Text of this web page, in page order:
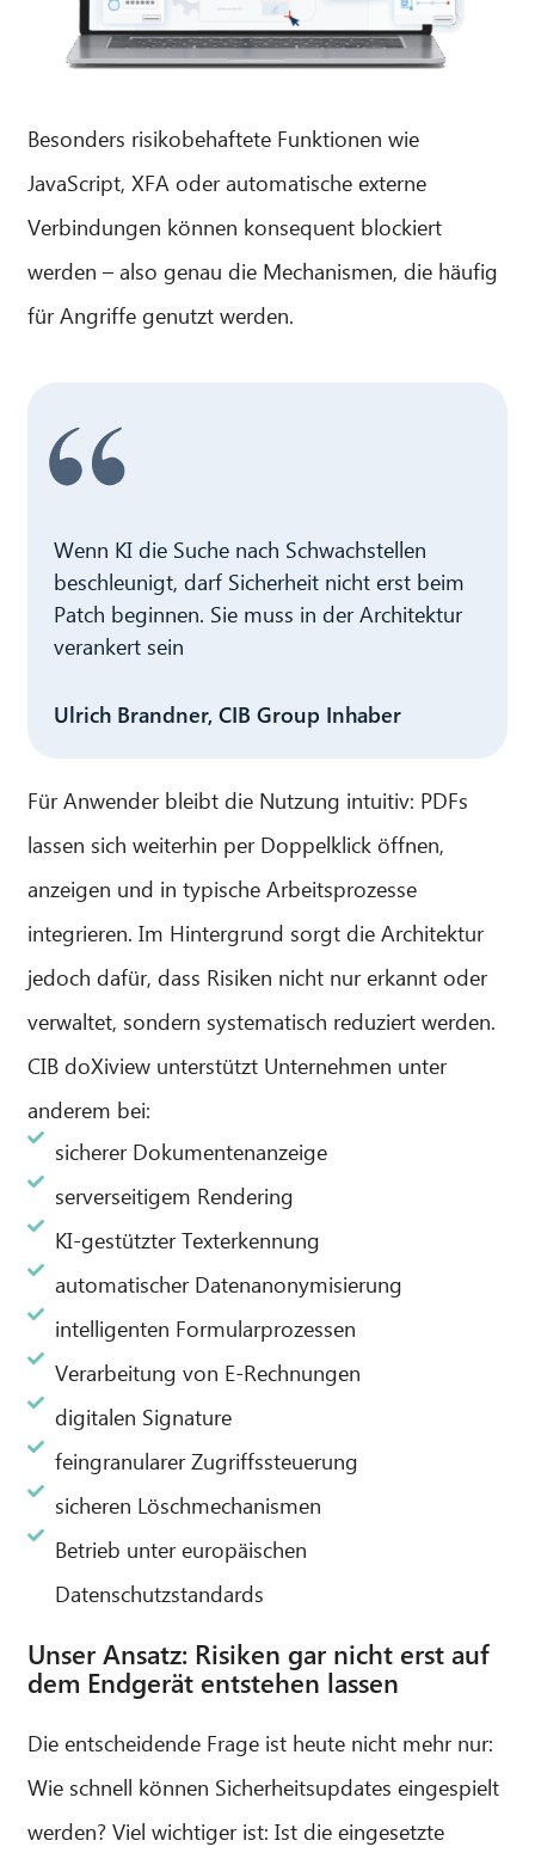
Besonders risikobehaftete Funktionen wie
JavaScript, XFA oder automatische externe
Verbindungen können konsequent blockiert
werden – also genau die Mechanismen, die häufig
für Angriffe genutzt werden.
Wenn KI die Suche nach Schwachstellen
beschleunigt, darf Sicherheit nicht erst beim
Patch beginnen. Sie muss in der Architektur
verankert sein
Ulrich Brandner, CIB Group Inhaber
Für Anwender bleibt die Nutzung intuitiv: PDFs
lassen sich weiterhin per Doppelklick öffnen,
anzeigen und in typische Arbeitsprozesse
integrieren. Im Hintergrund sorgt die Architektur
jedoch dafür, dass Risiken nicht nur erkannt oder
verwaltet, sondern systematisch reduziert werden.
CIB doXiview unterstützt Unternehmen unter
anderem bei:
sicherer Dokumentenanzeige
serverseitigem Rendering
KI-gestützter Texterkennung
automatischer Datenanonymisierung
intelligenten Formularprozessen
Verarbeitung von E-Rechnungen
digitalen Signature
feingranularer Zugriffssteuerung
sicheren Löschmechanismen
Betrieb unter europäischen
Datenschutzstandards
Unser Ansatz: Risiken gar nicht erst auf
dem Endgerät entstehen lassen
Die entscheidende Frage ist heute nicht mehr nur:
Wie schnell können Sicherheitsupdates eingespielt
werden? Viel wichtiger ist: Ist die eingesetzte